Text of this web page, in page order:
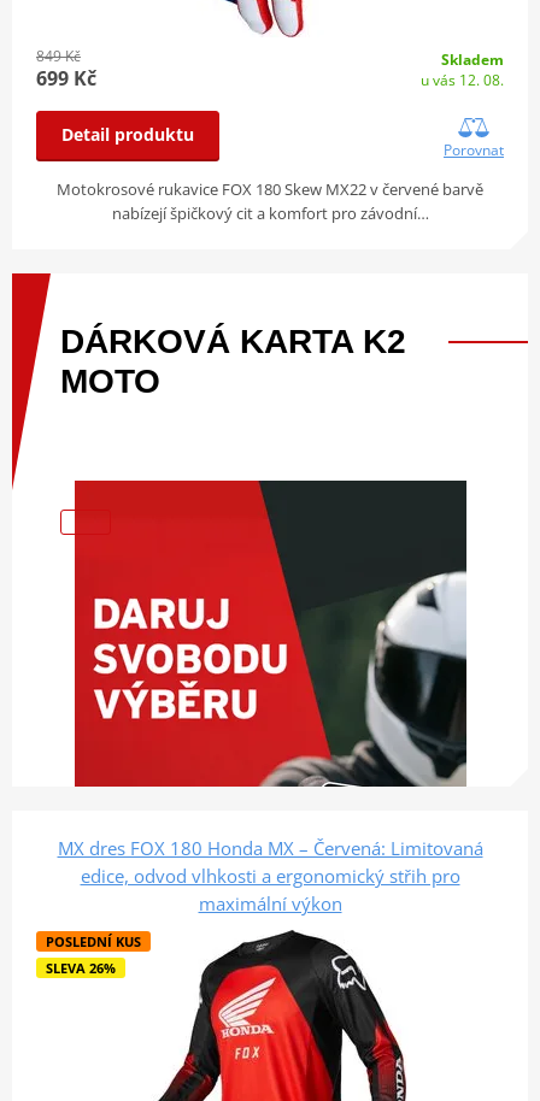
849 Kč
699 Kč
Skladem
u vás 12. 08.
Detail produktu
Porovnat
Motokrosové rukavice FOX 180 Skew MX22 v červené barvě
nabízejí špičkový cit a komfort pro závodní…
DÁRKOVÁ KARTA K2
MOTO
MX dres FOX 180 Honda MX – Červená: Limitovaná
edice, odvod vlhkosti a ergonomický střih pro
maximální výkon
POSLEDNÍ KUS
SLEVA 26%